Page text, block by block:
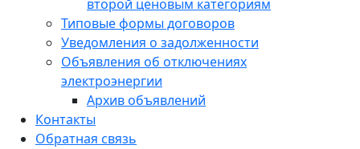
второй ценовым категориям
Типовые формы договоров
Уведомления о задолженности
Объявления об отключениях
электроэнергии
Архив объявлений
Контакты
Обратная связь